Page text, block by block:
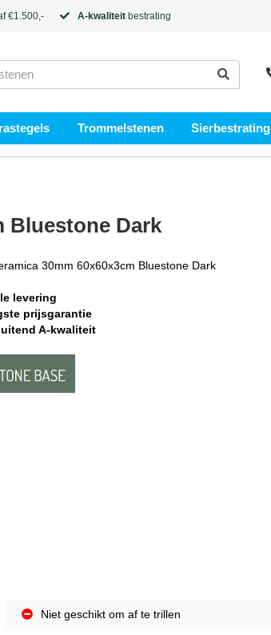
€1.500,- A-kwaliteit bestrating
Trommelstenen Sierbestrating
Bluestone Dark
30mm 60x60x3cm Bluestone Dark
levering
prijsgarantie
A-kwaliteit
Niet geschikt om af te trillen